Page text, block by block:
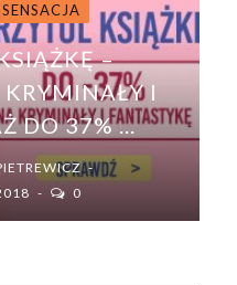
–
I
DO 37% ...
0